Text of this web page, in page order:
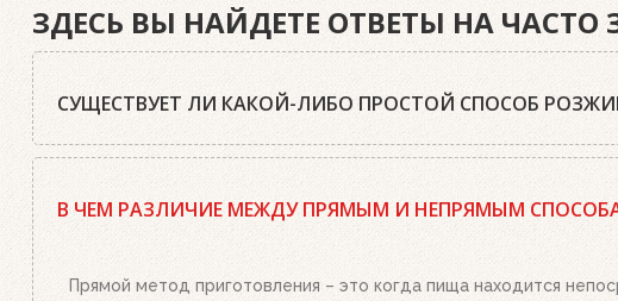
ЗДЕСЬ ВЫ НАЙДЕТЕ ОТВЕТЫ НА
СУЩЕСТВУЕТ ЛИ КАКОЙ-ЛИБО ПРОСТОЙ СПОСОБ
стартер необходимым количеством угля или брикетов,
В ЧЕМ РАЗЛИЧИЕ МЕЖДУ ПРЯМЫМ И НЕПРЯМЫМ
Прямой метод приготовления – это когда пища находится